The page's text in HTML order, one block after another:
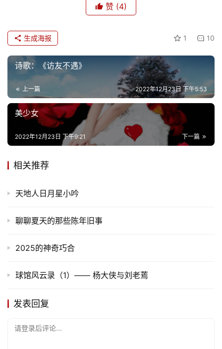
化
生
活
感
旅
儿
娱
更
登录
赞 (4)
1 10
生成海报
诗歌：《访友不遇》
上一篇 2022年12月23日 下午5:53
美少女
下一篇
2022年12月23日 下午9:21
相关推荐
天地人日月星小吟
聊聊夏天的那些陈年旧事
2025的神奇巧合
球馆风云录（1）—— 杨大侠与刘老蔫
发表回复
请登录后评论...